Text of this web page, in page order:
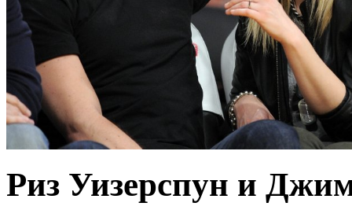
Риз Уизерспун и